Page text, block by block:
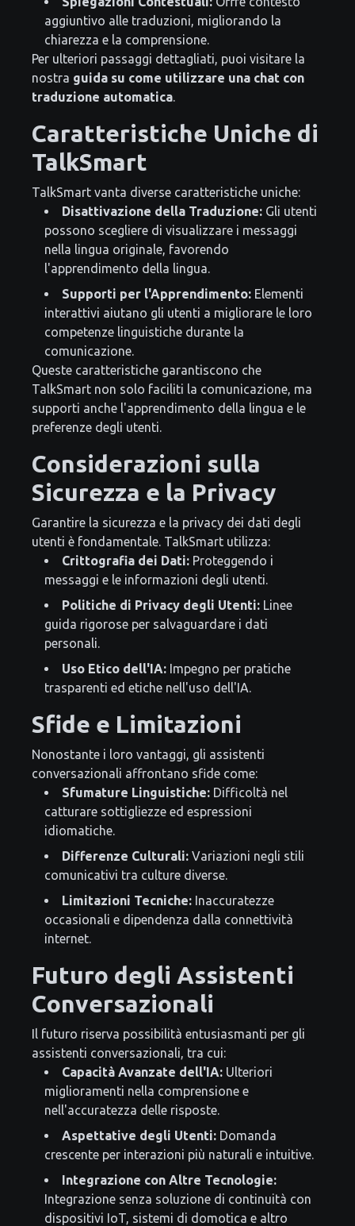
aggiuntivo alle traduzioni, migliorando la
chiarezza e la comprensione.
Per ulteriori passaggi dettagliati, puoi visitare la
nostra guida su come utilizzare una chat con
traduzione automatica
Caratteristiche Uniche di
TalkSmart
TalkSmart vanta diverse caratteristiche uniche:
Disattivazione della Traduzione: Gli utenti
possono scegliere di visualizzare i messaggi
nella lingua originale, favorendo
l'apprendimento della lingua.
Supporti per l'Apprendimento: Elementi
interattivi aiutano gli utenti a migliorare le loro
competenze linguistiche durante la
comunicazione.
Queste caratteristiche garantiscono che
TalkSmart non solo faciliti la comunicazione, ma
supporti anche l'apprendimento della lingua e le
preferenze degli utenti.
Considerazioni sulla
Sicurezza e la Privacy
Garantire la sicurezza e la privacy dei dati degli
utenti è fondamentale. TalkSmart utilizza:
Crittografia dei Dati: Proteggendo i
messaggi e le informazioni degli utenti.
Politiche di Privacy degli Utenti: Linee
guida rigorose per salvaguardare i dati
personali.
Uso Etico dell'IA: Impegno per pratiche
trasparenti ed etiche nell'uso dell'IA.
Sfide e Limitazioni
Nonostante i loro vantaggi, gli assistenti
conversazionali affrontano sfide come:
Sfumature Linguistiche: Difficoltà nel
catturare sottigliezze ed espressioni
idiomatiche.
Differenze Culturali: Variazioni negli stili
comunicativi tra culture diverse.
Limitazioni Tecniche: Inaccuratezze
occasionali e dipendenza dalla connettività
internet.
Futuro degli Assistenti
Conversazionali
Il futuro riserva possibilità entusiasmanti per gli
assistenti conversazionali, tra cui:
Capacità Avanzate dell'IA: Ulteriori
miglioramenti nella comprensione e
nell'accuratezza delle risposte.
Aspettative degli Utenti: Domanda
crescente per interazioni più naturali e intuitive.
Integrazione con Altre Tecnologie:
Integrazione senza soluzione di continuità con
dispositivi IoT, sistemi di domotica e altro